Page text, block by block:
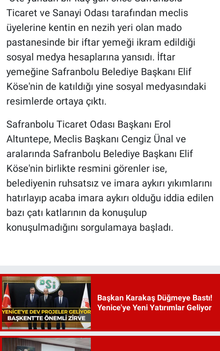
Ticaret ve Sanayi Odası tarafından meclis
üyelerine kentin en nezih yeri olan mado
pastanesinde bir iftar yemeği ikram edildiği
sosyal medya hesaplarına yansıdı. İftar
yemeğine Safranbolu Belediye Başkanı Elif
Köse'nin de katıldığı yine sosyal medyasındaki
resimlerde ortaya çıktı.
Safranbolu Ticaret Odası Başkanı Erol
Altuntepe, Meclis Başkanı Cengiz Ünal ve
aralarında Safranbolu Belediye Başkanı Elif
Köse'nin birlikte resmini görenler ise,
belediyenin ruhsatsız ve imara aykırı yıkımlarını
hatırlayıp acaba imara aykırı olduğu iddia edilen
bazı çatı katlarının da konuşulup
konuşulmadığını sorgulamaya başladı.
Başkan Karakaş Düğmeye Bastı!
Yenice'ye Yeni Yatırımlar Geliyor